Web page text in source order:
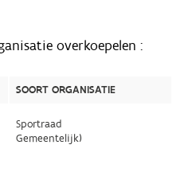
overkoepelen :
SOORT ORGANISATIE
Sportraad
Gemeentelijk)